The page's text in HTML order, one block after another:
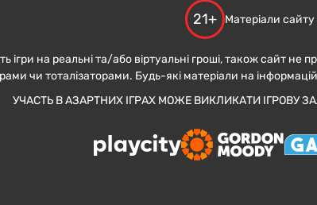
21+ Матеріали сайту
ігри на реальні та/або віртуальні гроші, також сайт не
чи тоталізаторами. Будь-які матеріали на
УЧАСТЬ В АЗАРТНИХ ІГРАХ МОЖЕ ВИКЛИКАТИ ІГРОВУ